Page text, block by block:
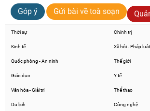
Góp ý
Gửi bài về toà soạn
Thời sự Chính trị
Kinh tế Xã hội - Pháp luật
Quốc phòng - An ninh Thế giới
Giáo dục Y tế
Văn hóa - Giải trí Thể thao
Du lịch Công nghệ